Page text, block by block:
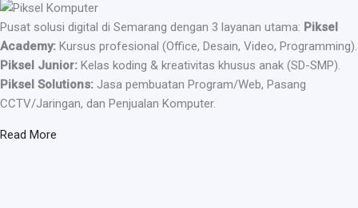
Pusat solusi digital di Semarang dengan 3 layanan utama: Piksel
Academy: Kursus profesional (Office, Desain, Video, Programming).
Piksel Junior: Kelas koding & kreativitas khusus anak (SD-SMP).
Piksel Solutions: Jasa pembuatan Program/Web, Pasang
CCTV/Jaringan, dan Penjualan Komputer.
Read More